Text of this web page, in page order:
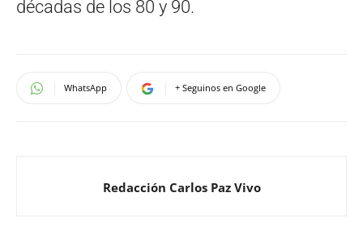
décadas de los 80 y 90.
WhatsApp + Seguinos en Google
Redacción Carlos Paz Vivo